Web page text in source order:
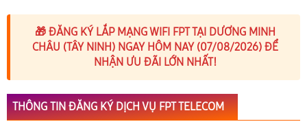
🎁 ĐĂNG KÝ LẮP MẠNG WIFI FPT TẠI DƯƠNG MINH
CHÂU (TÂY NINH) NGAY HÔM NAY (07/08/2026) ĐỂ
NHẬN ƯU ĐÃI LỚN NHẤT!
THÔNG TIN ĐĂNG KÝ DỊCH VỤ FPT TELECOM